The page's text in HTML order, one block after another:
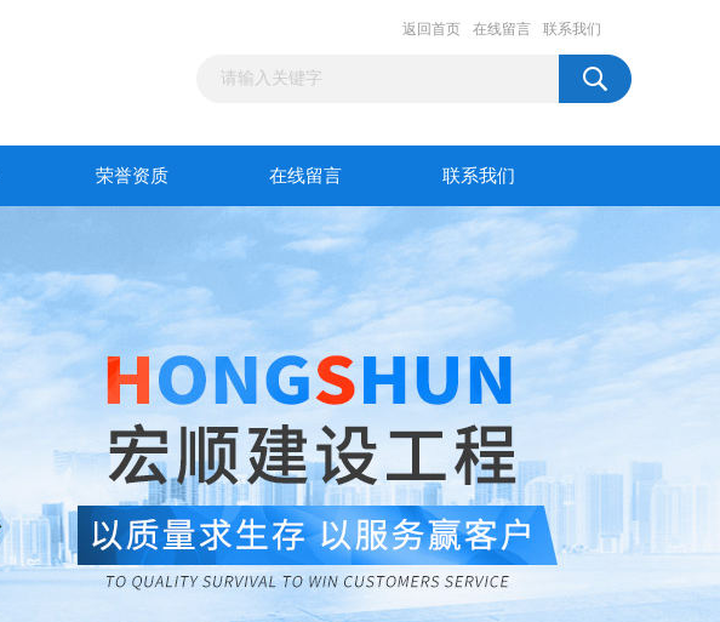
返回首页 在线留言 联系我们
荣誉资质 在线留言 联系我们